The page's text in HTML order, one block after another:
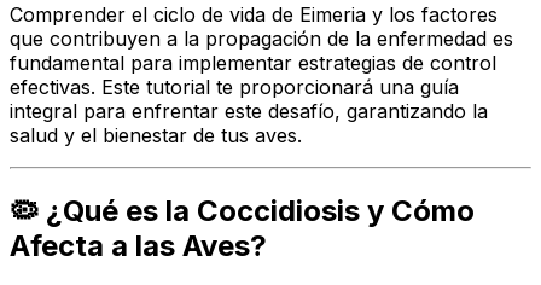
Comprender el ciclo de vida de Eimeria y los factores
que contribuyen a la propagación de la enfermedad es
fundamental para implementar estrategias de control
efectivas. Este tutorial te proporcionará una guía
integral para enfrentar este desafío, garantizando la
salud y el bienestar de tus aves.
🦠 ¿Qué es la Coccidiosis y Cómo
Afecta a las Aves?